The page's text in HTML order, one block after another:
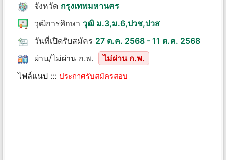
จังหวัด กรุงเทพมหานคร
วุฒิการศึกษา วุฒิ ม.3,ม.6,ปวช,ปวส
วันที่เปิดรับสมัคร 27 ต.ค. 2568 - 11 ต.ค. 2568
ผ่าน/ไม่ผ่าน ก.พ.
ไม่ผ่าน ก.พ.
ไฟล์แนป ::: ประกาศรับสมัครสอบ